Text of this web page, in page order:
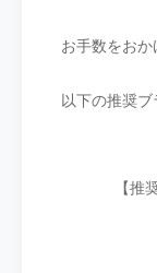
お手数をお
以下の推奨
【推